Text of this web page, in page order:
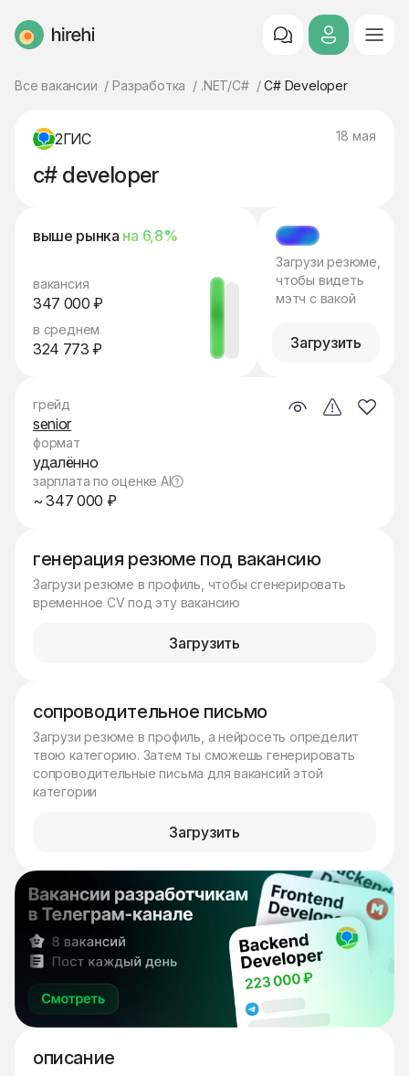
HireHi
Все вакансии Разработка .NET/C# C# Developer
2ГИС 18 мая
c# developer
выше рынка на 6,8%
вакансия
347 000 ₽
в среднем
324 773 ₽
МЭТЧ
Загрузи резюме,
чтобы видеть
мэтч с вакой
Загрузить
генерация резюме под вакансию
Загрузи резюме в профиль, чтобы сгенерировать
временное CV под эту вакансию
Загрузить
сопроводительное письмо
Загрузи резюме в профиль, а нейросеть определит
твою категорию. Затем ты сможешь генерировать
сопроводительные письма для вакансий этой
категории
Загрузить
описание
грейд
senior
формат
удалённо
зарплата по оценке AI
~ 347 000 ₽